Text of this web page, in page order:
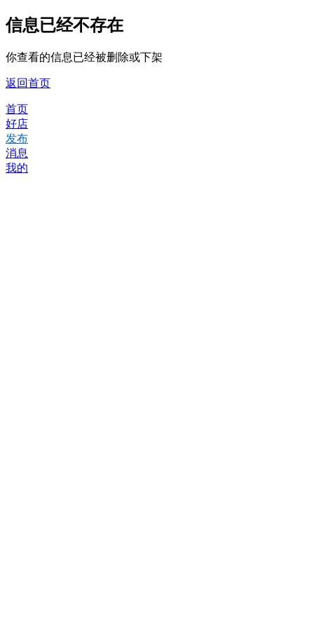
信息已经不存在
你查看的信息已经被删除或下架
返回首页
首页
好店
发布
消息
我的